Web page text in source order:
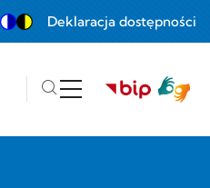
100%
Deklaracja dostępności